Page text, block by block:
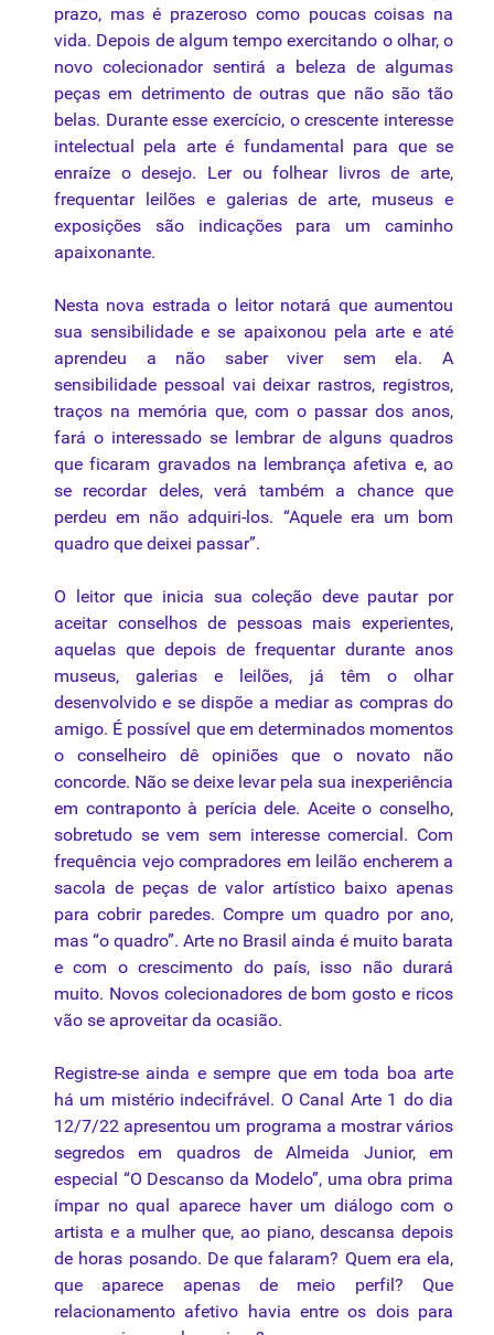
prazo, mas é prazeroso como poucas coisas na
vida. Depois de algum tempo exercitando o olhar, o
novo colecionador sentirá a beleza de algumas
peças em detrimento de outras que não são tão
belas. Durante esse exercício, o crescente interesse
intelectual pela arte é fundamental para que se
enraíze o desejo. Ler ou folhear livros de arte,
frequentar leilões e galerias de arte, museus e
exposições são indicações para um caminho
apaixonante.
Nesta nova estrada o leitor notará que aumentou
sua sensibilidade e se apaixonou pela arte e até
aprendeu a não saber viver sem ela. A
sensibilidade pessoal vai deixar rastros, registros,
traços na memória que, com o passar dos anos,
fará o interessado se lembrar de alguns quadros
que ficaram gravados na lembrança afetiva e, ao
se recordar deles, verá também a chance que
perdeu em não adquiri-los. “Aquele era um bom
quadro que deixei passar”.
O leitor que inicia sua coleção deve pautar por
aceitar conselhos de pessoas mais experientes,
aquelas que depois de frequentar durante anos
museus, galerias e leilões, já têm o olhar
desenvolvido e se dispõe a mediar as compras do
amigo. É possível que em determinados momentos
o conselheiro dê opiniões que o novato não
concorde. Não se deixe levar pela sua inexperiência
em contraponto à perícia dele. Aceite o conselho,
sobretudo se vem sem interesse comercial. Com
frequência vejo compradores em leilão encherem a
sacola de peças de valor artístico baixo apenas
para cobrir paredes. Compre um quadro por ano,
mas “o quadro”. Arte no Brasil ainda é muito barata
e com o crescimento do país, isso não durará
muito. Novos colecionadores de bom gosto e ricos
vão se aproveitar da ocasião.
Registre-se ainda e sempre que em toda boa arte
há um mistério indecifrável. O Canal Arte 1 do dia
12/7/22 apresentou um programa a mostrar vários
segredos em quadros de Almeida Junior, em
especial “O Descanso da Modelo”, uma obra prima
ímpar no qual aparece haver um diálogo com o
artista e a mulher que, ao piano, descansa depois
de horas posando. De que falaram? Quem era ela,
que aparece apenas de meio perfil? Que
relacionamento afetivo havia entre os dois para